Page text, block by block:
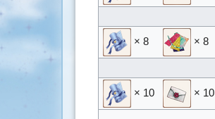
× 8 × 8
× 10 × 10